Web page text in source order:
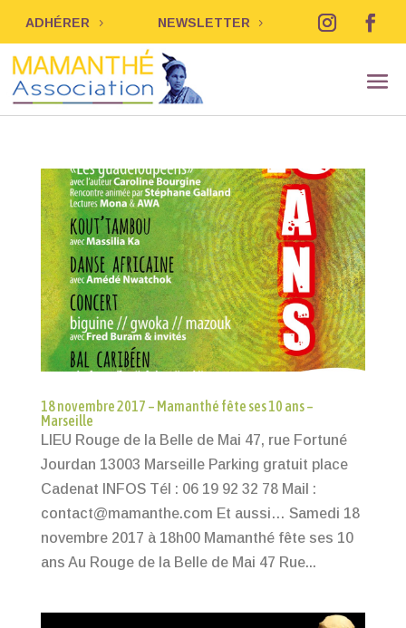
ADHÉRER NEWSLETTER
18 novembre 2017 – Mamanthé fête ses 10 ans –
Marseille
LIEU Rouge de la Belle de Mai 47, rue Fortuné
Jourdan 13003 Marseille Parking gratuit place
Cadenat INFOS Tél : 06 19 92 32 78 Mail :
contact@mamanthe.com Et aussi… Samedi 18
novembre 2017 à 18h00 Mamanthé fête ses 10
ans Au Rouge de la Belle de Mai 47 Rue...